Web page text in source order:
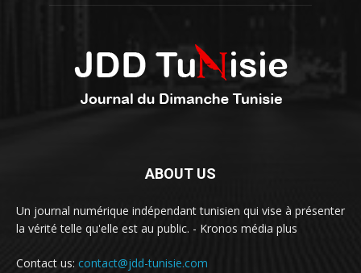
ABOUT US
Un journal numérique indépendant tunisien qui vise à présenter
la vérité telle qu'elle est au public. - Kronos média plus
Contact us: contact@jdd-tunisie.com